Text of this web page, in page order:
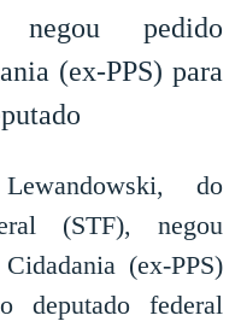
pedido
(ex-PPS) para
do
(STF), negou
(ex-PPS)
deputado federal